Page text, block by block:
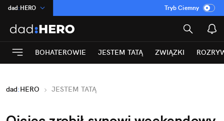
dad:HERO
:Temat
INN:Poland
ASZ:dziennik
Rozrywka
Tryb Ciemny
BOHATEROWIE JESTEM TATĄ ZWIĄZKI
dad:HERO JESTEM TATĄ